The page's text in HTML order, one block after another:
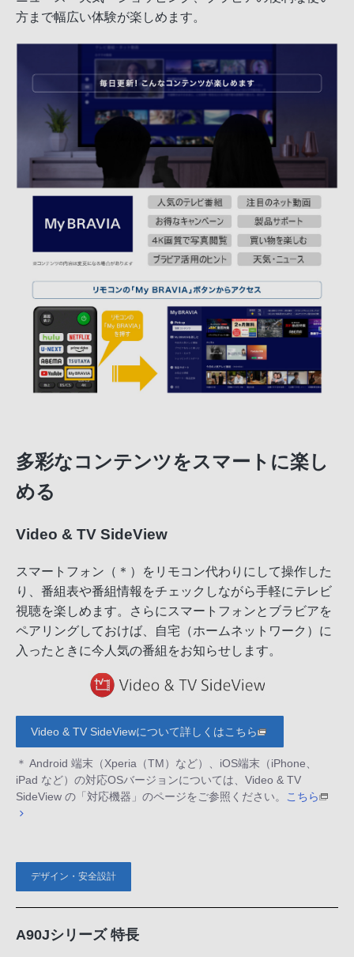
方まで幅広い体験が楽しめます。
多彩なコンテンツをスマートに楽し
める
Video & TV SideView
スマートフォン（＊）をリモコン代わりにして操作した
り、番組表や番組情報をチェックしながら手軽にテレビ
視聴を楽しめます。さらにスマートフォンとブラビアを
ペアリングしておけば、自宅（ホームネットワーク）に
入ったときに今人気の番組をお知らせします。
Video & TV SideViewについて詳しくはこちら
＊ Android 端末（Xperia（TM）など）、iOS端末（iPhone、
iPad など）の対応OSバージョンについては、Video & TV
SideView の「対応機器」のページをご参照ください。
こちら
デザイン・安全設計
A90Jシリーズ 特長